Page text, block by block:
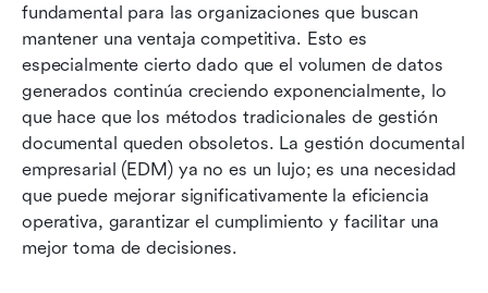
fundamental para las organizaciones que buscan
mantener una ventaja competitiva. Esto es
especialmente cierto dado que el volumen de datos
generados continúa creciendo exponencialmente, lo
que hace que los métodos tradicionales de gestión
documental queden obsoletos. La gestión documental
empresarial (EDM) ya no es un lujo; es una necesidad
que puede mejorar significativamente la eficiencia
operativa, garantizar el cumplimiento y facilitar una
mejor toma de decisiones.
Estratégias para superar los desafíos comunes
en la gestión de documentos empresariales
Aprovechando la gestión documental para la
transformación digital
Conclusión